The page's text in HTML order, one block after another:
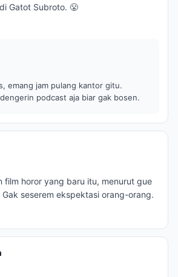
Gatot Subroto. 😤
emang jam pulang kantor gitu.
podcast aja biar gak bosen.
film horor yang baru itu, menurut gue
seserem ekspektasi orang-orang.